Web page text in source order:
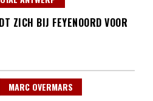
ZICH BIJ FEYENOORD VOOR
MARC OVERMARS